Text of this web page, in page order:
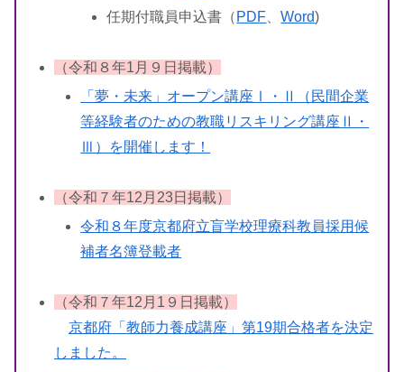
任期付職員申込書（ PDF 、Word)
（令和８年1月９日掲載）
「夢・未来」オープン講座Ⅰ・Ⅱ（民間企業
等経験者のための教職リスキリング講座Ⅱ・
Ⅲ）を開催します！
（令和７年12月23日掲載）
令和８年度京都府立盲学校理療科教員採用候
補者名簿登載者
（令和７年12月1９日掲載）
京都府「教師力養成講座」第19期合格者を決定
しました。